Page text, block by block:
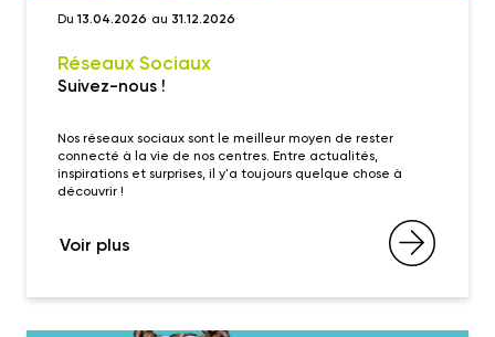
Du 13.04.2026 au 31.12.2026
Réseaux Sociaux
Suivez-nous !
Nos réseaux sociaux sont le meilleur moyen de rester
connecté à la vie de nos centres. Entre actualités,
inspirations et surprises, il y'a toujours quelque chose à
découvrir !
Voir plus